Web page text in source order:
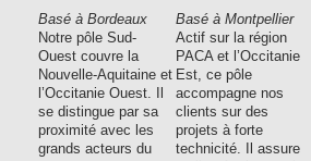
Basé à Bordeaux
Notre pôle Sud-
Ouest couvre la
Nouvelle-Aquitaine et
l’Occitanie Ouest. Il
se distingue par sa
proximité avec les
grands acteurs du
Basé à Montpellier
Actif sur la région
PACA et l’Occitanie
Est, ce pôle
accompagne nos
clients sur des
projets à forte
technicité. Il assure